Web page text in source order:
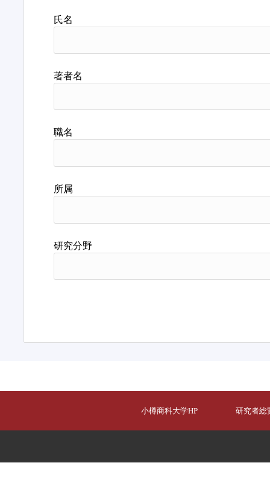
氏名
著者名
職名
所属
研究分野
小樽商科大学HP 研究者総